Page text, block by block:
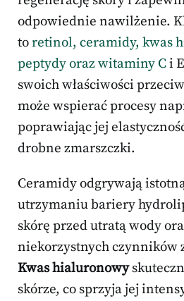
odpowiednie nawilżenie.
toretinol, ceramidy, kwas
peptydy oraz witaminy Ci
swoich właściwości
może wspierać procesy
poprawiając jej
drobne zmarszczki.
Ceramidy odgrywają
utrzymaniu bariery
skórę przed utratą wody
niekorzystnych czynników
Kwas hialuronowy
skórze, co sprzyja jej